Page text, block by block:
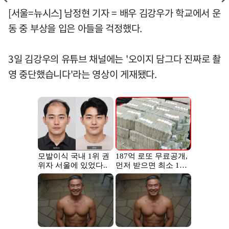
[서울=뉴시스] 남정현 기자 = 배우 김강우가 학교에서 운
동 중 부상을 입은 아들을 걱정했다.
3일 김강우의 유튜브 채널에는 '오이지 담그다 진짜로 촬
영 중단했습니다'라는 영상이 게재됐다.